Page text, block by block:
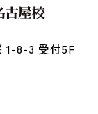
1-8-3 受付5F